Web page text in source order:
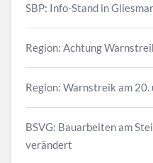
SBP: Info-Stand in
Region: Achtung
Region: Warnstreik am
BSVG: Bauarbeiten am
verändert